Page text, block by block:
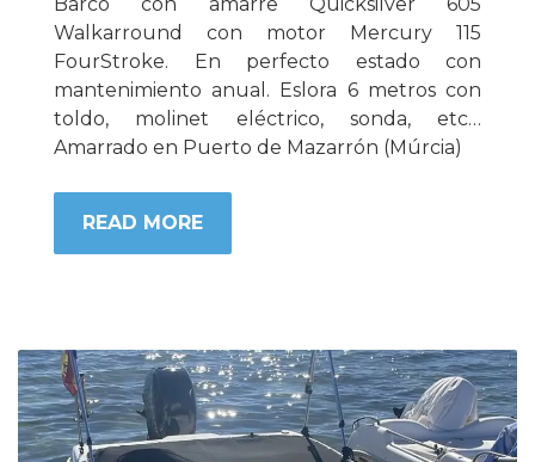
Walkarround con motor Mercury 115
FourStroke. En perfecto estado con
mantenimiento anual. Eslora 6 metros con
toldo, molinet eléctrico, sonda, etc…
Amarrado en Puerto de Mazarrón (Múrcia)
READ MORE